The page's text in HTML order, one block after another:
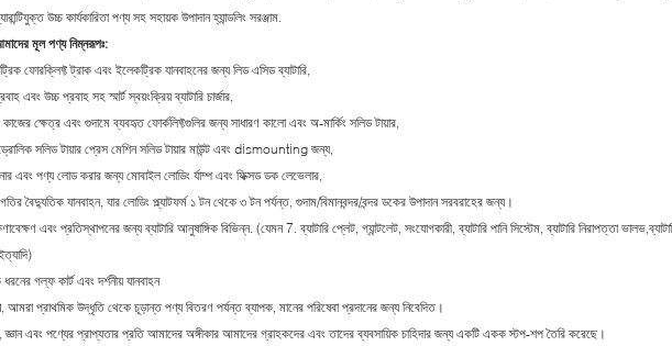
উচ্চ কার্যকারিতা পণ্য সহ সহায়ক উপাদান হ্যান্ডলিং সরঞ্জাম.
মূল পণ্য নিম্নরূপঃ:
ফোরক্লিফ্ট ট্রাক এবং ইলেকট্রিক যানবাহনের জন্য লিড এসিড ব্যাটারি,
এবং উচ্চ প্রবাহ সহ স্মার্ট স্বয়ংক্রিয় ব্যাটারি চার্জার,
ক্ষেত্র এবং গুদামে ব্যবহৃত ফোর্কলিফ্টগুলির জন্য সাধারণ কালো এবং অ-মার্কিং সলিড টায়ার,
সলিড টায়ার প্রেস মেশিন সলিড টায়ার মাউন্ট এবং dismounting জন্য,
এবং পণ্য লোড করার জন্য মোবাইল লোডিং র্যাম্প এবং ফিক্সড ডক লেভেলার,
বৈদ্যুতিক যানবাহন, যার লোডিং প্ল্যাটফর্ম ১ টন থেকে ৩ টন পর্যন্ত, গুদাম/বিমানবন্দর/বন্দর ডকের উপাদান সরবরাহের জন্য।
এবং প্রতিস্থাপনের জন্য ব্যাটারি আনুষাঙ্গিক বিভিন্ন. (যেমন 7. ব্যাটারি প্লেট, গ্যান্টলেট, সংযোগকারী, ব্যাটারি পানি সিস্টেম, ব্যাটারি নিরাপত্তা
গল্ফ কার্ট এবং দর্শনীয় যানবাহন
, আমরা প্রাথমিক উদ্ধৃতি থেকে চূড়ান্ত পণ্য বিতরণ পর্যন্ত ব্যাপক, মানের পরিষেবা প্রদানের জন্য নিবেদিত।
জ্ঞান এবং পণ্যের প্রাপ্যতার প্রতি আমাদের অঙ্গীকার আমাদের গ্রাহকদের এবং তাদের ব্যবসায়িক চাহিদার জন্য একটি একক স্টপ-শপ তৈরি করেছে।